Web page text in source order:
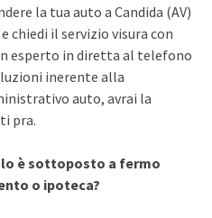
la tua auto a Candida (AV)
il servizio visura con
esperto in diretta al telefono
inerente alla
auto, avrai la
pra.
è sottoposto a fermo
o ipoteca?